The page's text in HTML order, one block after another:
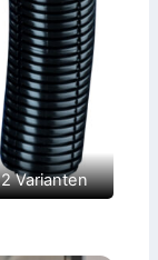
Varianten